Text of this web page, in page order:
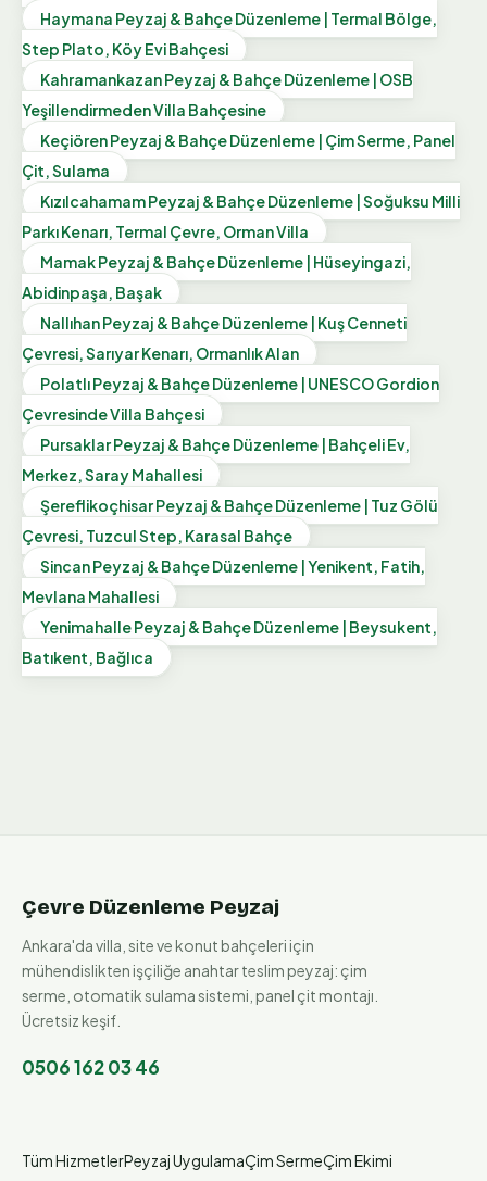
Haymana Peyzaj & Bahçe Düzenleme | Termal Bölge,
Step Plato, Köy Evi Bahçesi
Kahramankazan Peyzaj & Bahçe Düzenleme | OSB
Yeşillendirmeden Villa Bahçesine
Keçiören Peyzaj & Bahçe Düzenleme | Çim Serme, Panel
Çit, Sulama
Kızılcahamam Peyzaj & Bahçe Düzenleme | Soğuksu Milli
Parkı Kenarı, Termal Çevre, Orman Villa
Mamak Peyzaj & Bahçe Düzenleme | Hüseyingazi,
Abidinpaşa, Başak
Nallıhan Peyzaj & Bahçe Düzenleme | Kuş Cenneti
Çevresi, Sarıyar Kenarı, Ormanlık Alan
Polatlı Peyzaj & Bahçe Düzenleme | UNESCO Gordion
Çevresinde Villa Bahçesi
Pursaklar Peyzaj & Bahçe Düzenleme | Bahçeli Ev,
Merkez, Saray Mahallesi
Şereflikoçhisar Peyzaj & Bahçe Düzenleme | Tuz Gölü
Çevresi, Tuzcul Step, Karasal Bahçe
Sincan Peyzaj & Bahçe Düzenleme | Yenikent, Fatih,
Mevlana Mahallesi
Yenimahalle Peyzaj & Bahçe Düzenleme | Beysukent,
Batıkent, Bağlıca
Çevre Düzenleme Peyzaj
Ankara'da villa, site ve konut bahçeleri için
mühendislikten işçiliğe anahtar teslim peyzaj: çim
serme, otomatik sulama sistemi, panel çit montajı.
Ücretsiz keşif.
0506 162 03 46
Tüm HizmetlerPeyzaj UygulamaÇim SermeÇim Ekimi